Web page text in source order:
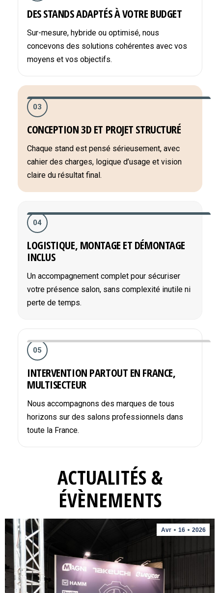
DES STANDS ADAPTÉS À VOTRE BUDGET
Sur-mesure, hybride ou optimisé, nous
concevons des solutions cohérentes avec vos
moyens et vos objectifs.
03
CONCEPTION 3D ET PROJET STRUCTURÉ
Chaque stand est pensé sérieusement, avec
cahier des charges, logique d’usage et vision
claire du résultat final.
04
LOGISTIQUE, MONTAGE ET DÉMONTAGE
INCLUS
Un accompagnement complet pour sécuriser
votre présence salon, sans complexité inutile ni
perte de temps.
05
INTERVENTION PARTOUT EN FRANCE,
MULTISECTEUR
Nous accompagnons des marques de tous
horizons sur des salons professionnels dans
toute la France.
ACTUALITÉS &
ÉVÈNEMENTS
Avr 16 2026